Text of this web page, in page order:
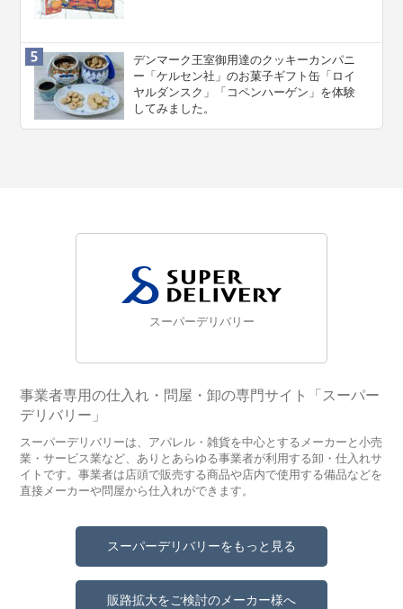
デンマーク王室御用達のクッキーカンパニ
ー「ケルセン社」のお菓子ギフト缶「ロイ
ヤルダンスク」「コペンハーゲン」を体験
してみました。
スーパーデリバリー
事業者専用の仕入れ・問屋・卸の専門サイト「スーパー
デリバリー」
スーパーデリバリーは、アパレル・雑貨を中心とするメーカーと小売
業・サービス業など、ありとあらゆる事業者が利用する卸・仕入れサ
イトです。事業者は店頭で販売する商品や店内で使用する備品などを
直接メーカーや問屋から仕入れができます。
スーパーデリバリーをもっと見る
販路拡大をご検討のメーカー様へ